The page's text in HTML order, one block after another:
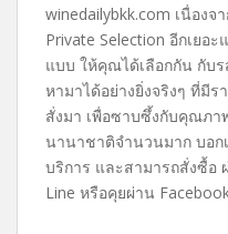
winedailybkk.com เนื่องจ
Private Selection อีกเยอ
แบบ ให้คุณได้เลือกกัน กับ
หามาได้อย่างยิ่งจริงๆ ที่มี
สั่งมา เพื่อซาบซึ้งกับคุณภา
นานาชาติจำนวนมาก บอก
บริการ และสามารถสั่งซื้อ
Line หรือคุยผ่าน